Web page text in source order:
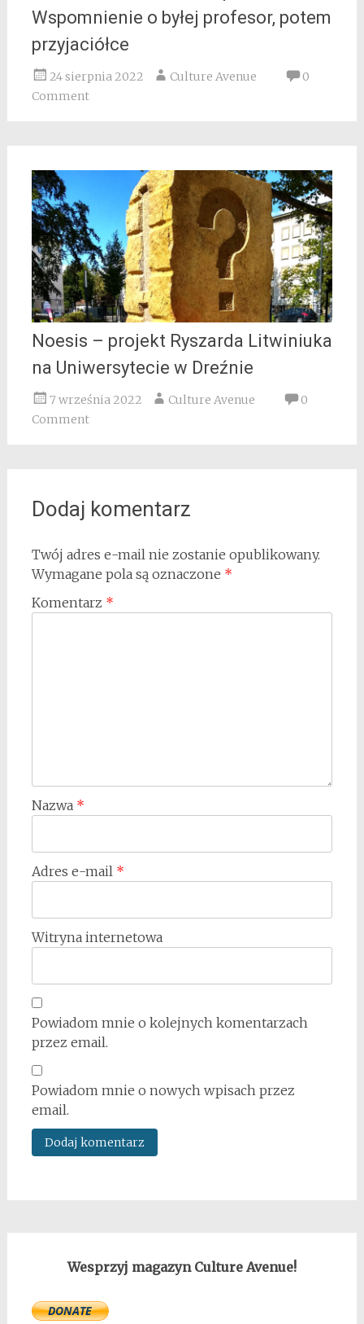
Wspomnienie o byłej profesor, potem
przyjaciółce
24 sierpnia 2022 Culture Avenue
0
Comment
Noesis – projekt Ryszarda Litwiniuka
na Uniwersytecie w Dreźnie
7 września 2022 Culture Avenue
0
Comment
Dodaj komentarz
Twój adres e-mail nie zostanie opublikowany.
Wymagane pola są oznaczone *
Komentarz *
Nazwa *
Adres e-mail *
Witryna internetowa
Powiadom mnie o kolejnych komentarzach
przez email.
Powiadom mnie o nowych wpisach przez
email.
Wesprzyj magazyn Culture Avenue!